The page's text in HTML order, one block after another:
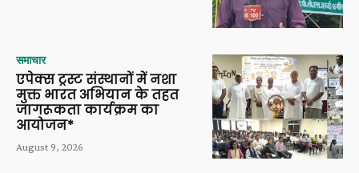
समाचार
एपेक्स ट्रस्ट संस्थानों में नशा
मुक्त भारत अभियान के तहत
जागरूकता कार्यक्रम का
आयोजन*
August 9, 2026